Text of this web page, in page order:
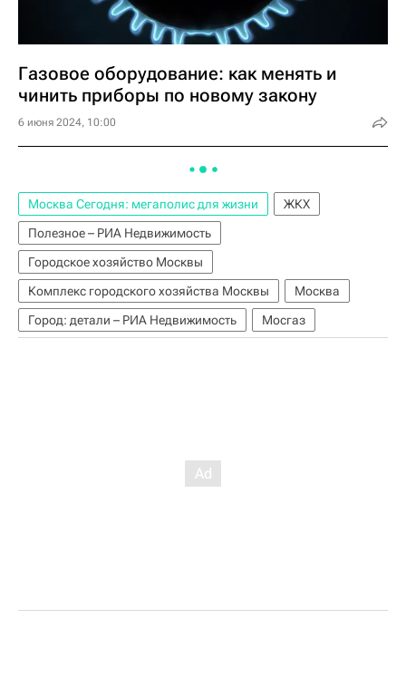
Газовое оборудование: как менять и
чинить приборы по новому закону
6 июня 2024, 10:00
Москва Сегодня: мегаполис для жизни
ЖКХ
Полезное – РИА Недвижимость
Городское хозяйство Москвы
Комплекс городского хозяйства Москвы
Москва
Город: детали – РИА Недвижимость
Мосгаз